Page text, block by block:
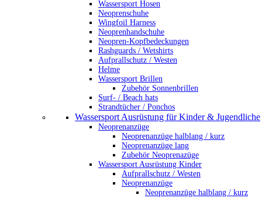
Wassersport Hosen
Neoprenschuhe
Wingfoil Harness
Neoprenhandschuhe
Neopren-Kopfbedeckungen
Rashguards / Wetshirts
Aufprallschutz / Westen
Helme
Wassersport Brillen
Zubehör Sonnenbrillen
Surf- / Beach hats
Strandtücher / Ponchos
Wassersport Ausrüstung für Kinder & Jugendliche
Neoprenanzüge
Neoprenanzüge halblang / kurz
Neoprenanzüge lang
Zubehör Neoprenazüge
Wassersport Ausrüstung Kinder
Aufprallschutz / Westen
Neoprenanzüge
Neoprenanzüge halblang / kurz